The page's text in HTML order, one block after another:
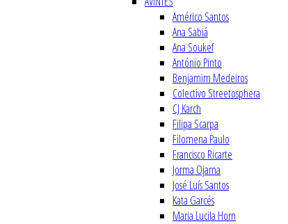
Américo Santos
Ana Sabiá
Ana Soukef
António Pinto
Benjamim Medeiros
Colectivo Streetosphera
CJ Karch
Filipa Scarpa
Filomena Paulo
Francisco Ricarte
Jorma Ojama
José Luís Santos
Kata Garcés
Maria Lucila Horn